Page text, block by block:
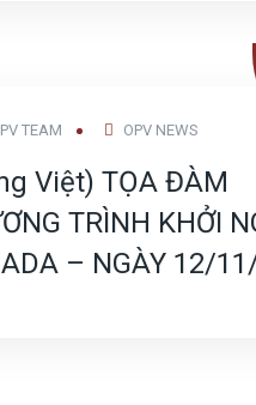
TEAM OPV NEWS
Việt) TỌA ĐÀM
TRÌNH KHỞI
– NGÀY 12/